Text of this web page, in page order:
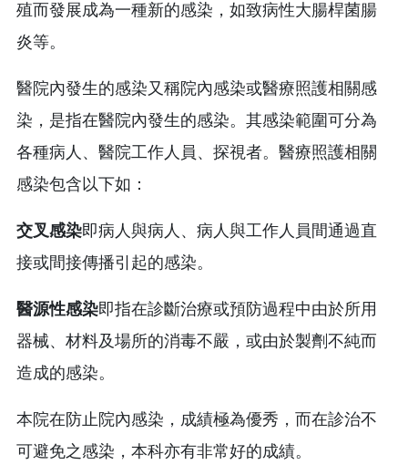
殖而發展成為一種新的感染，如致病性大腸桿菌腸
炎等。
醫院內發生的感染又稱院內感染或醫療照護相關感
染，是指在醫院內發生的感染。其感染範圍可分為
各種病人、醫院工作人員、探視者。醫療照護相關
感染包含以下如：
交叉感染即病人與病人、病人與工作人員間通過直
接或間接傳播引起的感染。
醫源性感染即指在診斷治療或預防過程中由於所用
器械、材料及場所的消毒不嚴，或由於製劑不純而
造成的感染。
本院在防止院內感染，成績極為優秀，而在診治不
可避免之感染，本科亦有非常好的成績。